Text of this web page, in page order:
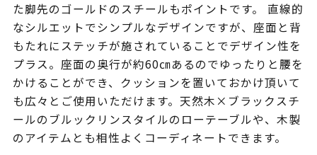
た脚先のゴールドのスチールもポイントです。 直線的
なシルエットでシンプルなデザインですが、座面と背
もたれにステッチが施されていることでデザイン性を
プラス。座面の奥行が約60㎝あるのでゆったりと腰を
かけることができ、クッションを置いておかけ頂いて
も広々とご使用いただけます。天然木×ブラックスチ
ールのブルックリンスタイルのローテーブルや、木製
のアイテムとも相性よくコーディネートできます。